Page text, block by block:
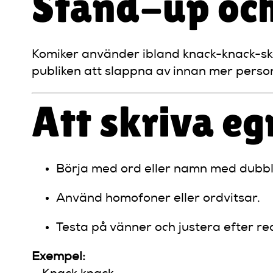
Komiker använder ibland knack-knack-
publiken att slappna av innan mer
Att skriva
Börja med ord eller namn med
Använd homofoner eller ordvitsar.
Testa på vänner och justera efter
Exempel: